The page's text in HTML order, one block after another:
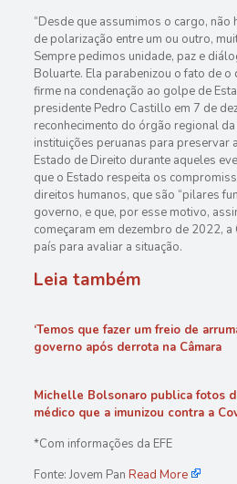
“Desde que assumimos o cargo, não
de polarização entre um ou outro,
Sempre pedimos unidade, paz e
Boluarte. Ela parabenizou o fato de
firme na condenação ao golpe de
presidente Pedro Castillo em 7 de
reconhecimento do órgão regional
instituições peruanas para preservar
Estado de Direito durante aqueles
que o Estado respeita os
direitos humanos, que são “pilares
governo, e que, por esse motivo,
começaram em dezembro de 2022,
país para avaliar a situação.
Leia também
‘Temos que fazer um freio de
governo após derrota na Câmara
Michelle Bolsonaro publica fotos
médico que a imunizou contra a
*Com informações da EFE
Fonte: Jovem Pan Read More